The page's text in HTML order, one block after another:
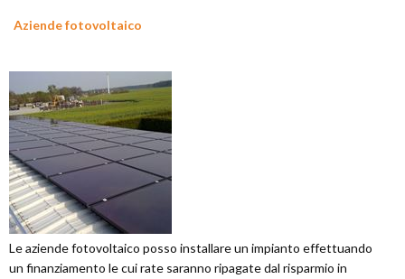
Aziende fotovoltaico
Le aziende fotovoltaico posso installare un impianto effettuando
un finanziamento le cui rate saranno ripagate dal risparmio in